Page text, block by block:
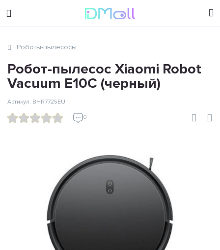
sales@dimoll.ru
Роботы-пылесосы
Робот-пылесос Xiaomi Robot
Vacuum E10C (черный)
0
Артикул: BHR7725EU